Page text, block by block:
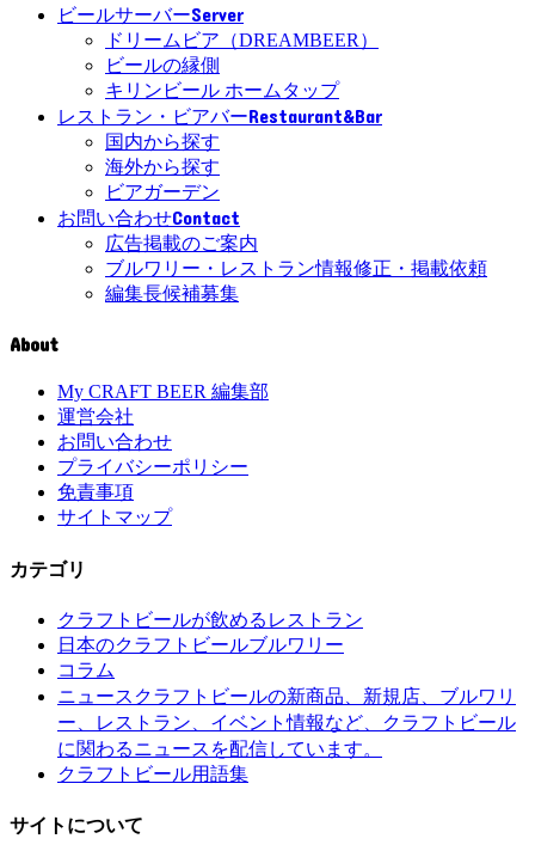
ビールサーバーServer
ドリームビア（DREAMBEER）
ビールの縁側
キリンビール ホームタップ
レストラン・ビアバーRestaurant&Bar
国内から探す
海外から探す
ビアガーデン
お問い合わせContact
広告掲載のご案内
ブルワリー・レストラン情報修正・掲載依頼
編集長候補募集
About
My CRAFT BEER 編集部
運営会社
お問い合わせ
プライバシーポリシー
免責事項
サイトマップ
カテゴリ
クラフトビールが飲めるレストラン
日本のクラフトビールブルワリー
コラム
ニュース クラフトビールの新商品、新規店、ブルワリ
ー、レストラン、イベント情報など、クラフトビール
に関わるニュースを配信しています。
クラフトビール用語集
サイトについて